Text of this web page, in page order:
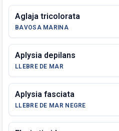
Aglaja tricolorata
BAVOSA MARINA
Aplysia depilans
LLEBRE DE MAR
Aplysia fasciata
LLEBRE DE MAR NEGRE